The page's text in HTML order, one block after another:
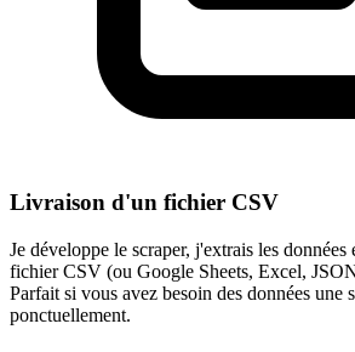
Livraison d'un fichier CSV
Je développe le scraper, j'extrais les
fichier CSV (ou Google Sheets, Excel,
Parfait si vous avez besoin des données une
ponctuellement.